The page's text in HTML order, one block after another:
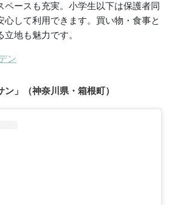
ペースも充実。小学生以下は保護者同
心して利用できます。買い物・食事と
地も魅力です。
ン
ン」（神奈川県・箱根町）